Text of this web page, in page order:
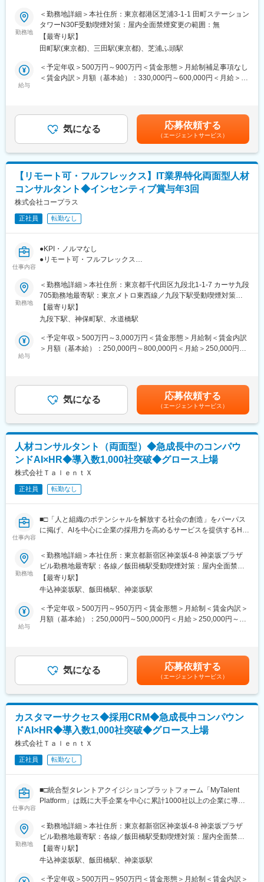
一人のコンサルタントが情報の全容を掌握し、自分の意思でマッ
チングを形にする。その結果が企業の事業成長を加速させる。こ
の「個の力」が最大限に試される環境が、私達のフィールドです
分業制ではなく、候補者へのスカウトや丁寧なカウンセリングか
ら、企業の経営課題に対する採用提案まで全フェーズをマルチに
スカウト文面の作成、平均10時間を超えるカウンセリング、求人
企画までをマルチにリード。
全工程を自らの手で動かすからこそ、情報の解像度が高まり、他
社には真似できない「価値ある成約」を実現できます。
（2）市場価値の高いキーマンへのアプローチ
IT・コンサル領域のリーダー層やスペシャリストに対し、表面的
な条件提示ではない、本質的なキャリア提案を行います。
（3）経営課題を掘り起こすRA業務
す。
■仕事内容：
ハイレイヤー層のヘッドハンターとして、法人企業の採用・個人
の転職を一気通貫で担当します。
【顧客(法人)】業界・規模不問で経営者や経営陣中心
【候補者】著名ビジネスパーソンから超希少なスペシャリストま
で、顧客が絶対に必要だと希望する全てのビジネス人材が対象
■ポジションの特徴：
「転職市場に出てこない人材を独自調査で発掘し、企業の戦略的
種はエグゼクティブ層のほか、部課長層、エンジニアやシステム
の専門職、研究者など広範囲にわたりますが、いずれの案件も新
規事業、海外展開、事業承継、技術開発といった企業成長に貢献
できる人材の採用です。案件を成功させるために、求職者がメイ
ンの登録型人材データベースに頼らず、ネットや新聞・雑誌、業
界紙・学会誌、特許情報や県人会名簿などの様々な情報から独自
調査を行って、転職市場には決して出てこない人材を発掘し、ピ
■成功事例：
デューサー／想定年収 ：900万円／求人背景： 数年間一般紹介で
集まらず、当社に依頼
（例2）業種 ：教育業（北海道）／ポジション： 経営幹部候補／
想定年収 ：1,500万円／求人背景：事業拡大に伴う求人
ティスト／想定年収 ： 1,000万円／求人背景：新規事業に伴う求
人
らも自由に取り組むことができます。自分で考え行動する力が必
要となりますが、確実にスキルアップにつながります。また、フ
ルフレックス制も採用しておりワークライフバランスも自分で管
理できます。残業時間も20時間程です。直行・直帰も可能です。
変更の範囲：無
勤務地
＜勤務地詳細＞本社住所：東京都港区芝浦3-1-1 田町ステーション
タワーN30F受動喫煙対策：屋内全面禁煙変更の範囲：無
【最寄り駅】
田町駅(東京都)、三田駅(東京都)、芝浦ふ頭駅
給与
＜予定年収＞500万円～900万円＜賃金形態＞月給制補足事項なし
＜賃金内訳＞月額（基本給）：330,000円～600,000円＜月給＞
円／年⇒２年目以降は業績連動にて支給）■昇給：あり■モデル年
収：550万円（20代）／900万円（40代）賃金はあくまでも目安
の金額であり、選考を通じて上下する可能性があります。月給(月
額)は固定手当を含めた表記です。
気になる 応募依頼する
（エージェントサービス）
【リモート可・フルフレックス】IT業界特化両面型人材
コンサルタント◆インセンティブ賞与年3回
株式会社コープラス
正社員 転勤なし
仕事内容
●KPI・ノルマなし
●リモート可・フルフレックス
当社では、ITおよびコンサルティングファームに特化した両面型
人材コンサルタントを募集しています。
企業の採用支援と個人の転職支援を行い、質の高いマッチングを
提供することを目指しています。
ノルマやKPIは設けず、個々のコンサルタントの人間力を重視する
環境で、インセンティブ賞与やリモート・フルフレックスなど自
両面型人材コンサルタントとして、企業の採用支援と個人の転職
活動支援の両方をご担当いただきます。
・求職者との面談
・求人紹介
・応募書類の添削、面接対策など各選考プロセスにおけるフォロ
ー
＜企業対応＞
・新規取引先の開拓、商談
・担当企業との定期ミーティング
・候補者の紹介
＜人材サーチ/マッチング業務＞
企業からお預かりした求人にマッチした人材を探し出し、ビズリ
ーチなどのサイトを利用してスカウト業務を行います。
■働き方の特徴
・リモートはもちろん、在宅が苦手な方は、自由にオフィスを使
日中は比較的柔軟に時間を使うことができます。
子育て、介護等と両立しながら、自由度の高い働き方が可能で
す。
（地方在住や子育てと両立しながら活躍しているメンバーもいま
す）
■報酬について
年齢や在籍年数に関わらず、成果に応じてインセンティブという
形で還元しております。
年収に上限を設けておりませんので、頑張った分しっかりと収入
変更の範囲：会社の定める業務
勤務地
＜勤務地詳細＞本社住所：東京都千代田区九段北1-1-7 カーサ九段
705勤務地最寄駅：東京メトロ東西線／九段下駅受動喫煙対策：
敷地内全面禁煙変更の範囲：会社の定める事業所（リモートワー
ク含む）
【最寄り駅】
九段下駅、神保町駅、水道橋駅
給与
＜予定年収＞500万円～3,000万円＜賃金形態＞月給制＜賃金内訳
＞月額（基本給）：250,000円～800,000円＜月給＞250,000円～
可能性があります。月給(月額)は固定手当を含めた表記です。
気になる 応募依頼する
（エージェントサービス）
人材コンサルタント（両面型）◆急成長中のコンパウ
ンドAI×HR◆導入数1,000社突破◆グロース上場
株式会社ＴａｌｅｎｔＸ
正社員 転勤なし
仕事内容
■□「人と組織のポテンシャルを解放する社会の創造」をパーパス
に掲げ、AIを中心に企業の採用力を高めるサービスを提供するHR
入済／利用従業員数70万人超え／1.7兆円の市場に挑む□■
■ミッション
エージェンシー事業立ち上げにおける、両面型コンサルタントと
して、当社サービスや顧客アセットとのシナジーを生みつつ、成
果報酬で顧客の採用支援を行う新たなエージェンシーモデルを推
進していきます。
採用支援ができており、深耕が進みつつあります。質の高いサー
ビス提供のために法人側、求職者側を一気通貫で担当するスタイ
ルとなりますが、そのウェイトについてはご経験やご志向を踏ま
下記のような業務を、ご経験やご希望に応じてお任せいたしま
す。
・営業戦略：担当業界内でのターゲットの選定、アプローチ手法
の確立、営業フローの構築
・法人戦略： 担当業界における深耕営業スタイルの確立と型化、
新規契約企 業獲得の優先順位付けと社内営業連携、アプローチ
戦略立案
・求職者戦略： 集客チャネル別のアプローチの最適化、独自のキ
ャンディデート・ エクスペリエンスの設計
フォロー
・日本を代表する大手企業を中心とした顧客との採用要件すり合
わせ～決定までの実務遂行
・業界に類を見ない「コミュニティ型人材紹介エコシステム」構
勤務地
＜勤務地詳細＞本社住所：東京都新宿区神楽坂4-8 神楽坂プラザ
ビル勤務地最寄駅：各線／飯田橋駅受動喫煙対策：屋内全面禁煙
変更の範囲：会社の定める事業所（リモートワーク含む）
【最寄り駅】
牛込神楽坂駅、飯田橋駅、神楽坂駅
給与
＜予定年収＞500万円～950万円＜賃金形態＞月給制＜賃金内訳＞
月額（基本給）：250,000円～500,000円＜月給＞250,000円～
を含め算出しております。■昇給：年2回（4月・10月）■賞与：年
2回（6月・12月）賃金はあくまでも目安の金額であり、選考を通
じて上下する可能性があります。月給(月額)は固定手当を含めた表
記です。
気になる 応募依頼する
（エージェントサービス）
カスタマーサクセス◆採用CRM◆急成長中コンパウン
ドAI×HR◆導入数1,000社突破◆グロース上場
株式会社ＴａｌｅｎｔＸ
正社員 転勤なし
仕事内容
■□統合型タレントアクイジションプラットフォーム「MyTalent
Platform」は既に大手企業を中心に累計1000社以上の企業に導入
■募集背景
「MyTalent CRM」は「掛け捨て型の採用」から「積み立て型の採
用」への変革を実現する、国内初の採用CRMサービスです。
ソニーグループ様、日立製作所様、日鉄ソリューションズ様をは
じめ、日本を代表する企業様にご導入いただくなど、コンパウン
勤務地
＜勤務地詳細＞本社住所：東京都新宿区神楽坂4-8 神楽坂プラザ
ビル勤務地最寄駅：各線／飯田橋駅受動喫煙対策：屋内全面禁煙
変更の範囲：会社の定める事業所（リモートワーク含む）
【最寄り駅】
牛込神楽坂駅、飯田橋駅、神楽坂駅
＜予定年収＞500万円～950万円＜賃金形態＞月給制＜賃金内訳＞